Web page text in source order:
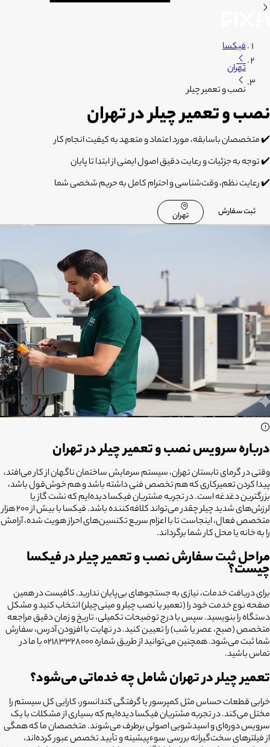
فیکسا
تهران
نصب و تعمیر چیلر
نصب و تعمیر چیلر در تهران
✔️ متخصصان باسابقه، مورد اعتماد و متعهد به کیفیت انجام کار
✔️ توجه به جزئیات و رعایت دقیق اصول ایمنی از ابتدا تا پایان
✔️ رعایت نظم، وقت‌شناسی و احترام کامل به حریم شخصی شما
ثبت سفارش تهران
درباره سرویس نصب و تعمیر چیلر در تهران
وقتی در گرمای تابستان تهران، سیستم سرمایش ساختمان ناگهان از کار می‌افتد،
پیدا کردن تعمیرکاری که هم تخصص فنی داشته باشد و هم خوش‌قول باشد،
بزرگترین دغدغه است. در تجربه مشتریان فیکسا دیده‌ایم که نشت گاز یا
لرزش‌های شدید چیلر چقدر می‌تواند کلافه‌کننده باشد. فیکسا با بیش از ۲۰۰ هزار
متخصص فعال، اینجاست تا با اعزام سریع تکنسین‌های احراز هویت شده، آرامش
را به خانه یا محل کار شما برگرداند.
مراحل ثبت سفارش نصب و تعمیر چیلر در فیکسا
چیست؟
برای دریافت خدمات، نیازی به جستجوهای بی‌پایان ندارید. کافیست در همین
صفحه نوع خدمت خود را (تعمیر یا نصب چیلر و مینی‌چیلر) انتخاب کنید و مشکل
دستگاه را بنویسید. سپس با درج توضیحات تکمیلی، تاریخ و زمان دقیق مراجعه
متخصص (صبح، عصر یا شب) را تعیین کنید. در نهایت با افزودن آدرس، سفارش
شما ثبت می‌شود. همچنین می‌توانید از طریق شماره 02183328000 با ما در
تماس باشید.
تعمیر چیلر در تهران شامل چه خدماتی می‌شود؟
خرابی قطعات حساس مثل کمپرسور یا گرفتگی کندانسور، کارایی کل سیستم را
مختل می‌کند. در تجربه مشتریان فیکسا دیده‌ایم که بسیاری از مشکلات با یک
سرویس دوره‌ای و اسیدشویی اصولی برطرف می‌شوند. متخصصان ما که همگی
از فیلترهای سخت‌گیرانه بررسی سوءپیشینه و تأیید تخصص عبور کرده‌اند،